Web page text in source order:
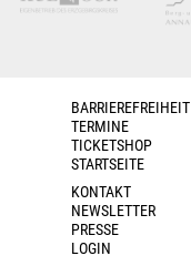
BARRIEREFREIHEIT
TERMINE
TICKETSHOP
STARTSEITE
KONTAKT
NEWSLETTER
PRESSE
LOGIN